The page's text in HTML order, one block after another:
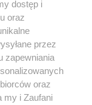
dostęp i
oraz
przez
zapewniania
oraz
my i Zaufani